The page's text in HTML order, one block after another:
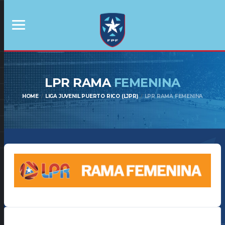
LPR RAMAFEMENINA
HOME LIGA JUVENIL PUERTO RICO (LJPR) LPR RAMA FEMENINA